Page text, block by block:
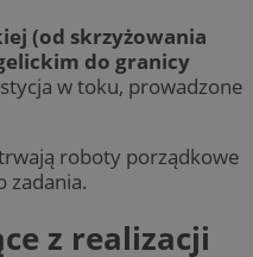
(od skrzyżowania
do granicy
w toku, prowadzone
roboty porządkowe
zadania.
z realizacji